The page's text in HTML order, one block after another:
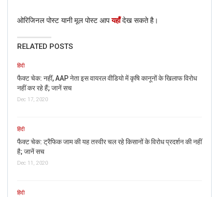
ओरिजिनल पोस्ट यानी मूल पोस्ट आपयहाँदेख सकते है।
RELATED POSTS
हिंदी
फैक्ट चेक: नहीं, AAP नेता इस वायरल वीडियो में कृषि कानूनों के खिलाफ विरोध
नहीं कर रहे हैं; जानें सच
Dec 17, 2020
हिंदी
फैक्ट चेक: ट्रैफिक जाम की यह तस्वीर चल रहे किसानों के विरोध प्रदर्शन की नहीं
है; जानें सच
Dec 11, 2020
हिंदी